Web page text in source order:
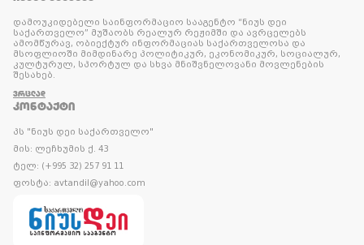
დამოუკიდებელი საინფორმაციო სააგენტო “ნიუს დეი
საქართველო” მუშაობს რეალურ რეჟიმში და ავრცელებს
ამომწურავ, ობიექტურ ინფორმაციას საქართველოსა და
მსოფლიოში მიმდინარე პოლიტიკურ, ეკონომიკურ, სოციალურ,
კულტურულ, სპორტულ და სხვა მნიშვნელოვანი მოვლენების
შესახებ.
ᲕᲠᲪᲚᲐᲓ
ᲙᲝᲜᲢᲐᲥᲢᲘ
პს "ნიუს დეი საქართველო"
მის: ლეჩხუმის ქ. 43
ტელ: (+995 32) 257 91 11
ფოსტა: avtandil@yahoo.com